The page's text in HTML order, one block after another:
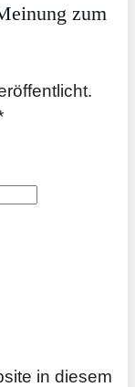
zum
in diesem